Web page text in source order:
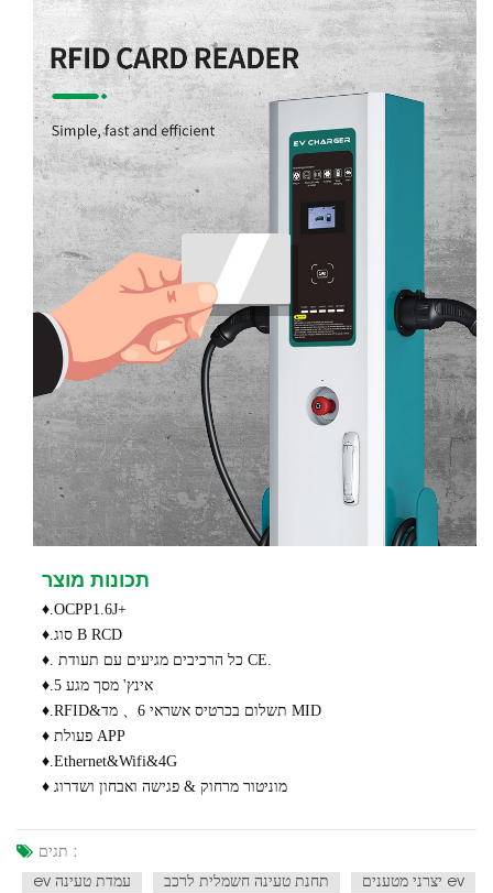
תכונות מוצר
♦.OCPP1.6J+
♦.סוג B RCD
♦. כל הרכיבים מגיעים עם תעודת CE.
♦.5 אינץ' מסך מגע
♦.RFID&תשלום בכרטיס אשראי 6、 מד MID
♦ פעולת APP
♦.Ethernet&Wifi&4G
♦ מוניטור מרחוק & פגישה ואבחון ושדרוג
תגים :
ev עמדת טעינה
תחנת טעינה חשמלית לרכב
יצרני מטענים ev